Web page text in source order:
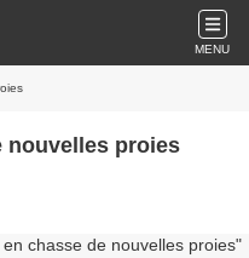
MENU
nouvelles proies